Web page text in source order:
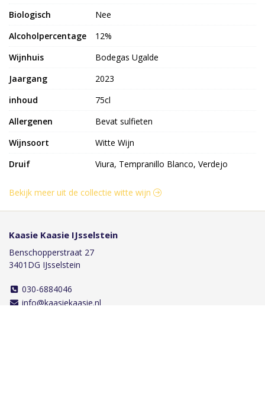
Biologisch
Nee
Alcoholpercentage
12%
Wijnhuis
Bodegas Ugalde
Jaargang
2023
inhoud
75cl
Allergenen
Bevat sulfieten
Wijnsoort
Witte Wijn
Druif
Viura, Tempranillo Blanco, Verdejo
Bekijk meer uit de collectie witte wijn
Kaasie Kaasie IJsselstein
Benschopperstraat 27
3401DG IJsselstein
030-6884046
info@kaasiekaasie.nl